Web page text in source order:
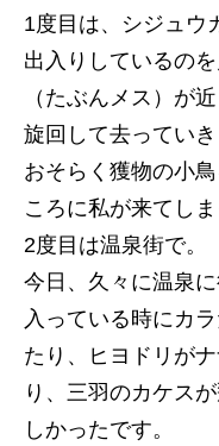
1度目は、シジュウ
出入りしているの
（たぶんメス）が
旋回して去っていき
おそらく獲物の小
ころに私が来てし
2度目は温泉街で。
今日、久々に温泉
入っている時にカ
たり、ヒヨドリが
り、三羽のカケス
しかったです。